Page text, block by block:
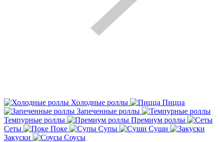
Холодные роллы
Пицца
Запеченные роллы
Темпурные роллы
Премиум роллы
Сеты
Поке Супы
Суши
Закуски
Соусы